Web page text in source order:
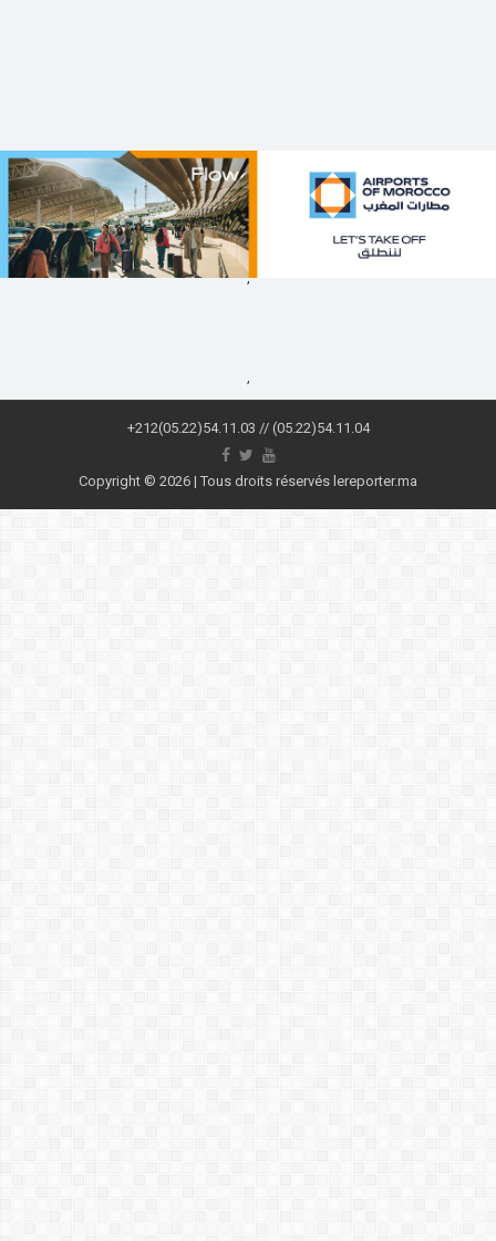
,
,
+212(05.22)54.11.03 // (05.22)54.11.04
Copyright © 2026 | Tous droits réservés lereporter.ma